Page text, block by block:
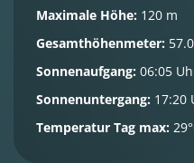
Maximale Höhe: 120 m
Gesamthöhenmeter:
Sonnenaufgang: 06:05
Sonnenuntergang: 17:20
Temperatur Tag max: